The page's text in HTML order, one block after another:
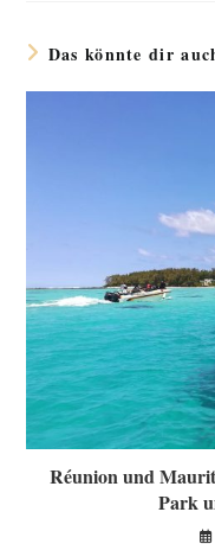
Das könnte dir
Réunion und
Park